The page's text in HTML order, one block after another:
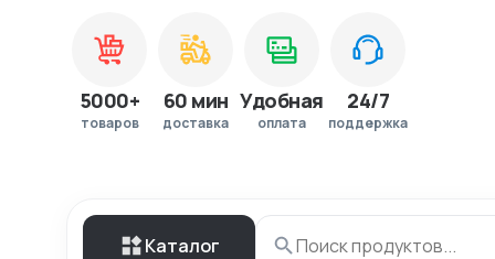
5000+
товаров
60 мин
доставка
Удобная
оплата
24/7
поддержка
Каталог